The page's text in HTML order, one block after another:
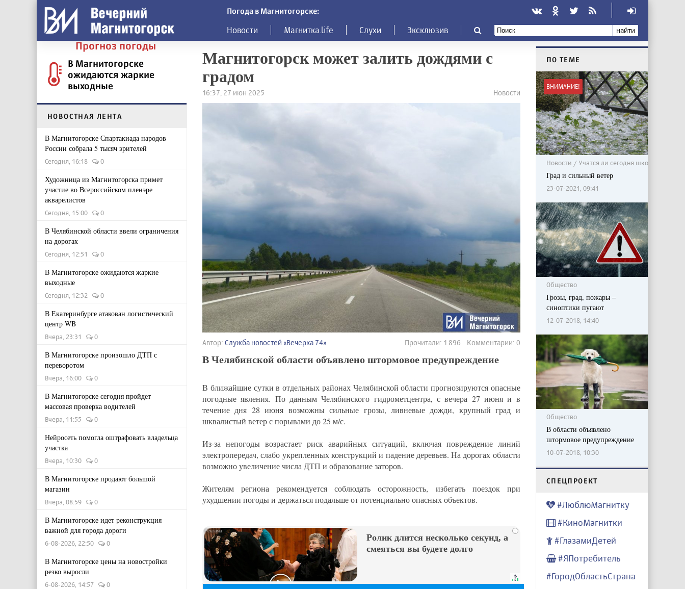
Погода в Магнитогорске:
Новости Магнитка.life Слухи Эксклюзив найти
Прогноз погоды
В Магнитогорске
ожидаются жаркие
выходные
НОВОСТНАЯ ЛЕНТА
В Магнитогорске Спартакиада народов
России собрала 5 тысяч зрителей
Сегодня, 16:18 0
Художница из Магнитогорска примет
участие во Всероссийском пленэре
акварелистов
Сегодня, 15:00 0
В Челябинской области ввели ограничения
на дорогах
Сегодня, 12:51 0
В Магнитогорске ожидаются жаркие
выходные
Сегодня, 12:32 0
В Екатеринбурге атакован логистический
центр WB
Вчера, 23:31 0
В Магнитогорске произошло ДТП с
переворотом
Вчера, 16:00 0
В Магнитогорске сегодня пройдет
массовая проверка водителей
Вчера, 11:55 0
Нейросеть помогла оштрафовать владельца
участка
Вчера, 10:30 0
В Магнитогорске продают большой
магазин
Вчера, 08:59 0
В Магнитогорске идет реконструкция
важной для города дороги
6-08-2026, 22:50 0
В Магнитогорске цены на новостройки
резко выросли
6-08-2026, 14:57 0
Магнитогорск может залить дождями с
градом
16:37, 27 июн 2025 Новости
Автор: Служба новостей «Вечерка 74» Прочитали: 1 896 Комментарии: 0
В Челябинской области объявлено штормовое предупреждение
В ближайшие сутки в отдельных районах Челябинской области прогнозируются опасные
погодные явления. По данным Челябинского гидрометцентра, с вечера 27 июня и в
течение дня 28 июня возможны сильные грозы, ливневые дожди, крупный град и
шквалистый ветер с порывами до 25 м/с.
Из-за непогоды возрастает риск аварийных ситуаций, включая повреждение линий
электропередач, слабо укрепленных конструкций и падение деревьев. На дорогах области
возможно увеличение числа ДТП и образование заторов.
Жителям региона рекомендуется соблюдать осторожность, избегать поездок при
ухудшении погоды и держаться подальше от потенциально опасных объектов.
i
Ролик длится несколько секунд, а
смеяться вы будете долго
ПО ТЕМЕ
ВНИМАНИЕ!
Новости / Учатся ли сегодня школьники?
Град и сильный ветер
23-07-2021, 09:41
Общество
Грозы, град, пожары –
синоптики пугают
12-07-2018, 14:40
Общество
В области объявлено
штормовое предупреждение
10-07-2018, 10:30
CПЕЦПРОЕКТ
#ЛюблюМагнитку
#КиноМагнитки
#ГлазамиДетей
#ЯПотребитель
#ГородОбластьСтрана